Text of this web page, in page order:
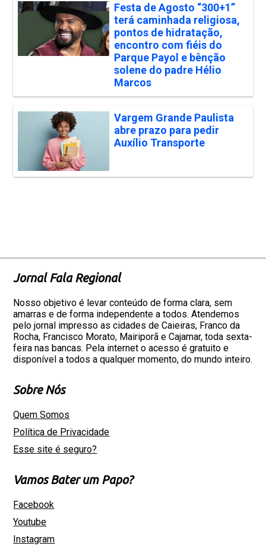
Festa de Agosto “300+1”
terá caminhada religiosa,
pontos de hidratação,
encontro com fiéis do
Parque Payol e bênção
solene do padre Hélio
Marcos
Vargem Grande Paulista
abre prazo para pedir
Auxílio Transporte
Jornal Fala Regional
Nosso objetivo é levar conteúdo de forma clara, sem
amarras e de forma independente a todos. Atendemos
pelo jornal impresso as cidades de Caieiras, Franco da
Rocha, Francisco Morato, Mairiporã e Cajamar, toda sexta-
feira nas bancas. Pela internet o acesso é gratuito e
disponível a todos a qualquer momento, do mundo inteiro.
Sobre Nós
Quem Somos
Política de Privacidade
Esse site é seguro?
Vamos Bater um Papo?
Facebook
Youtube
Instagram